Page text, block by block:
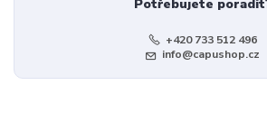
Potřebujete
+420 733 512 496
info@capushop.cz